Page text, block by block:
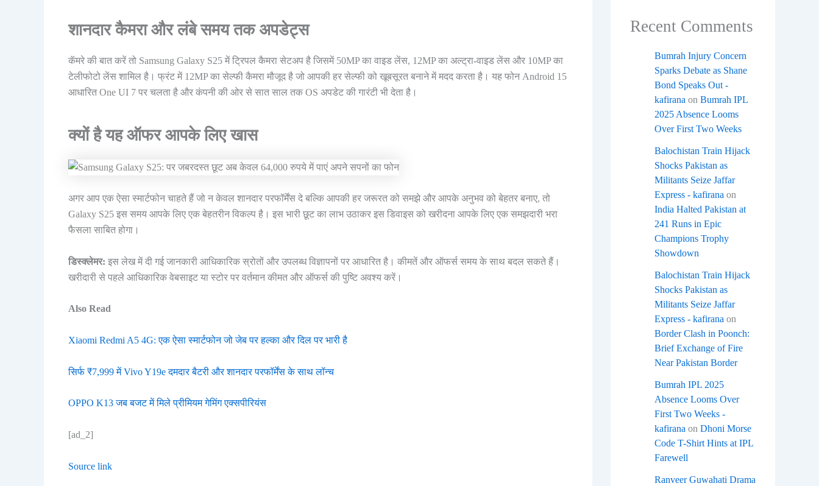
शानदार कैमरा और लंबे समय तक अपडेट्स
कॅमरे की बात करें तो Samsung Galaxy S25 में ट्रिपल कैमरा सेटअप है जिसमें 50MP का वाइड लेंस, 12MP का अल्ट्रा-वाइड लेंस और 10MP का
टेलीफोटो लेंस शामिल है। फ्रंट में 12MP का सेल्फी कैमरा मौजूद है जो आपकी हर सेल्फी को खूबसूरत बनाने में मदद करता है। यह फोन Android 15
आधारित One UI 7 पर चलता है और कंपनी की ओर से सात साल तक OS अपडेट की गारंटी भी देता है।
क्यों है यह ऑफर आपके लिए खास
अगर आप एक ऐसा स्मार्टफोन चाहते हैं जो न केवल शानदार परफॉर्मेंस दे बल्कि आपकी हर जरूरत को समझे और आपके अनुभव को बेहतर बनाए, तो
Galaxy S25 इस समय आपके लिए एक बेहतरीन विकल्प है। इस भारी छूट का लाभ उठाकर इस डिवाइस को खरीदना आपके लिए एक समझदारी भरा
फैसला साबित होगा।
डिस्क्लेमर: इस लेख में दी गई जानकारी आधिकारिक स्रोतों और उपलब्ध विज्ञापनों पर आधारित है। कीमतें और ऑफर्स समय के साथ बदल सकते हैं।
खरीदारी से पहले आधिकारिक वेबसाइट या स्टोर पर वर्तमान कीमत और ऑफर्स की पुष्टि अवश्य करें।
Also Read
Xiaomi Redmi A5 4G: एक ऐसा स्मार्टफोन जो जेब पर हल्का और दिल पर भारी है
सिर्फ ₹7,999 में Vivo Y19e दमदार बैटरी और शानदार परफॉर्मेंस के साथ लॉन्च
OPPO K13 जब बजट में मिले प्रीमियम गेमिंग एक्सपीरियंस
[ad_2]
Source link
Recent Comments
Bumrah Injury Concern
Sparks Debate as Shane
Bond Speaks Out -
kafirana on Bumrah IPL
2025 Absence Looms
Over First Two Weeks
Balochistan Train Hijack
Shocks Pakistan as
Militants Seize Jaffar
Express - kafirana on
India Halted Pakistan at
241 Runs in Epic
Champions Trophy
Showdown
Balochistan Train Hijack
Shocks Pakistan as
Militants Seize Jaffar
Express - kafirana on
Border Clash in Poonch:
Brief Exchange of Fire
Near Pakistan Border
Bumrah IPL 2025
Absence Looms Over
First Two Weeks -
kafirana on Dhoni Morse
Code T-Shirt Hints at IPL
Farewell
Ranveer Guwahati Drama